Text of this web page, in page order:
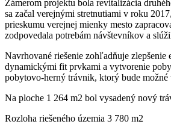
Zámerom projektu bola revitalizácia
sa začal verejnými stretnutiami v roku
prieskumu verejnej mienky mesto
zodpovedala potrebám návštevníkov a
Navrhované riešenie zohľadňuje
dynamickými fit prvkami a vytvorenie
pobytovo-herný trávnik, ktorý bude
Na ploche 1 264 m2 bol vysadený nový
Rozloha riešeného územia 3 780 m2